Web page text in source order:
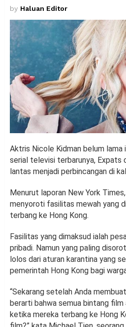
by Haluan Editor
Aktris Nicole Kidman belum lama
serial televisi terbarunya, Expats
lantas menjadi perbincangan di
Menurut laporan New York
menyoroti fasilitas mewah yang
terbang ke Hong Kong.
Fasilitas yang dimaksud ialah
pribadi. Namun yang paling
lolos dari aturan karantina yang
pemerintah Hong Kong bagi
“Sekarang setelah Anda
berarti bahwa semua bintang film
ketika mereka terbang ke Hong